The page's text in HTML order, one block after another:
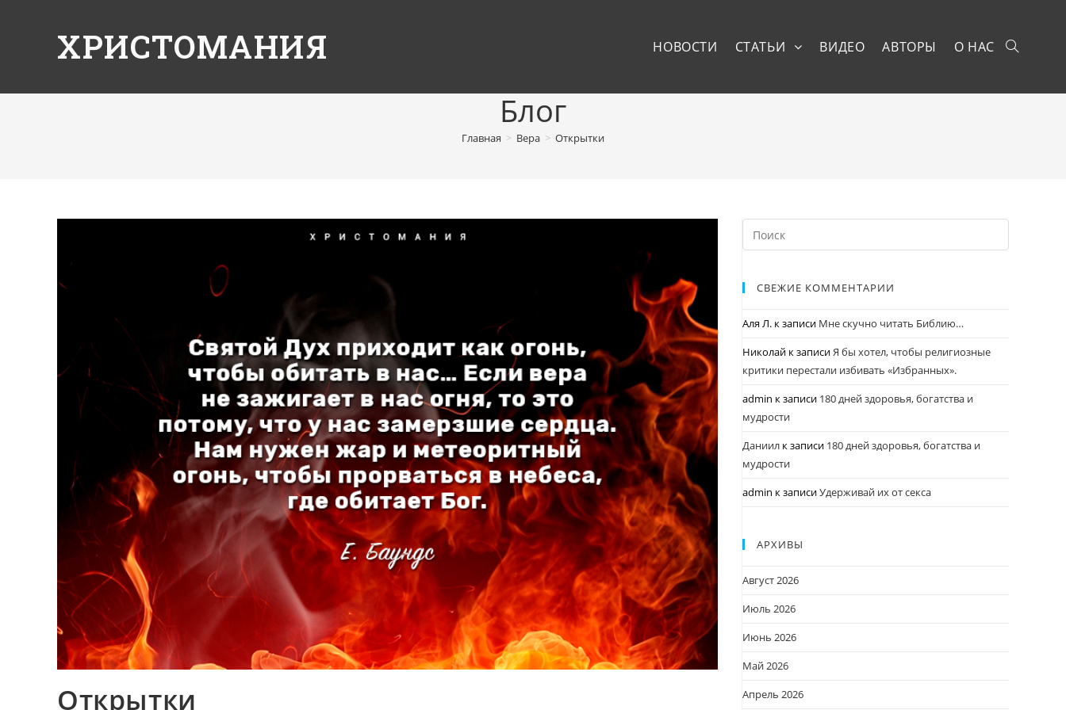
ХРИСТОМАНИЯ НОВОСТИ СТАТЬИ ВИДЕО АВТОРЫ О НАС
Блог
Главная > Вера > Открытки
Открытки
СВЕЖИЕ КОММЕНТАРИИ
Аля Л. к записи Мне скучно читать Библию…
Николай к записиЯ бы хотел, чтобы религиозные
критики перестали избивать «Избранных».
admin к записи 180 дней здоровья, богатства и
мудрости
Даниил к записи 180 дней здоровья, богатства и
мудрости
admin к записиУдерживай их от секса
АРХИВЫ
Август 2026
Июль 2026
Июнь 2026
Май 2026
Апрель 2026